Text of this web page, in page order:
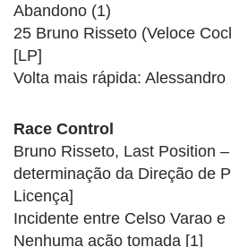
Abandono (1)
25 Bruno Risseto (Veloce
[LP]
Volta mais rápida:
Race Control
Bruno Risseto, Last Position
determinação da Direção de
Licença]
Incidente entre Celso Varao
Nenhuma ação tomada [1]